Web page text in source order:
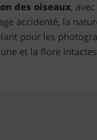
des oiseaux,
accidenté, la
pour les
et la flore